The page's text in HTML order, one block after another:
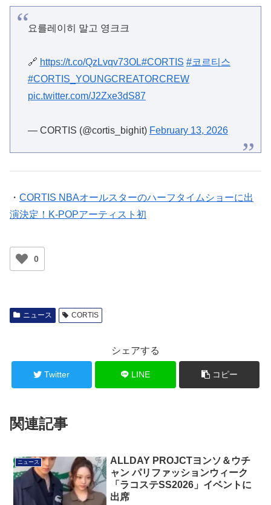
요를레이히 말고 영크크
🔗 https://t.co/QzLvqv73OL#CORTIS #코르티스
#CORTIS_YOUNGCREATORCREW
pic.twitter.com/J2Zxe3dS87
— CORTIS (@cortis_bighit) February 13, 2026
・ CORTIS NBAオールスターのハーフタイムショーに出
演決定！K-POPアーティスト初
0
ニュース CORTIS
シェアする
Twitter LINE コピー
関連記事
ニュース
ALLDAY PROJCTヨンソ＆ウチ
ャン パリファッションウィーク
「ラコステSS2026」イベントに
出席